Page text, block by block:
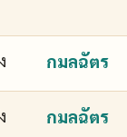
กมลฉัตร
กมลฉัตร